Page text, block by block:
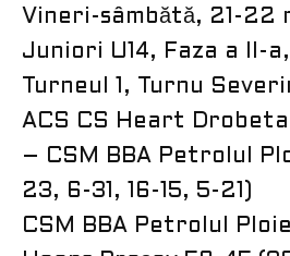
Vineri-sâmbătă, 21-22
Juniori U14, Faza a II-
Turneul 1, Turnu
ACS CS Heart
– CSM BBA Petrolul
23, 6-31, 16-15, 5-21)
CSM BBA Petrolul